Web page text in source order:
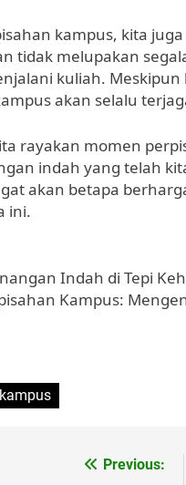
kampus, kita
tidak melupakan
kuliah.
akan selalu
rayakan momen
indah yang telah
akan betapa
ini.
Indah di Tepi
Kampus:
Previous: